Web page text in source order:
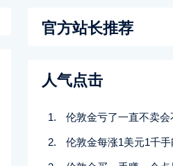
官方站长推荐
人气点击